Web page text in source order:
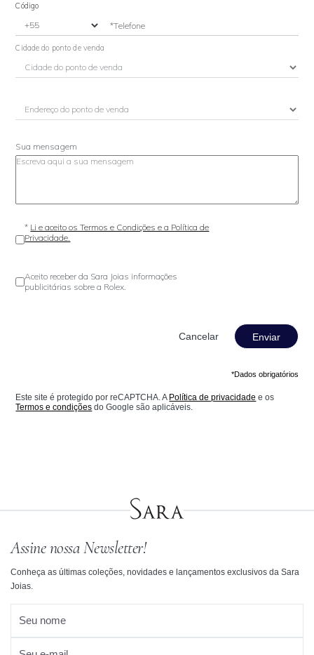
Código
*Telefone
Cidade do ponto de venda
Sua mensagem
* Li e aceito os Termos e Condições e a Política de
Privacidade.
Aceito receber da Sara Joias informações
publicitárias sobre a Rolex.
Enviar
*Dados obrigatórios
Este site é protegido por reCAPTCHA. A Política de privacidade e os
Termos e condições do Google são aplicáveis.
Assine nossa Newsletter!
Conheça as últimas coleções, novidades e lançamentos exclusivos da Sara
Joias.
Seu nome